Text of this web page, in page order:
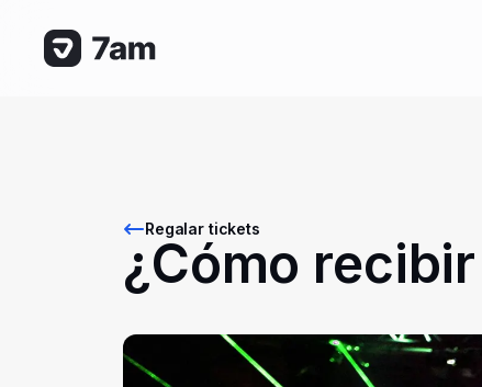
Regalar tickets
¿Cómo